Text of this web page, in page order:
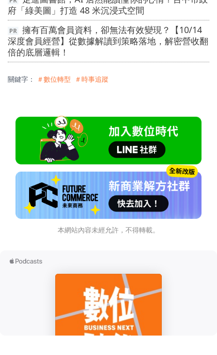
府「綠美圖」打造 48 米沉浸式空間
擁有百萬會員資料，卻無法有效變現？【10/14
深度會員經營】從數據解讀到策略落地，解密營收翻
倍的底層邏輯！
關鍵字： ＃數位轉型 ＃時事追蹤
本網站內容未經允許，不得轉載。